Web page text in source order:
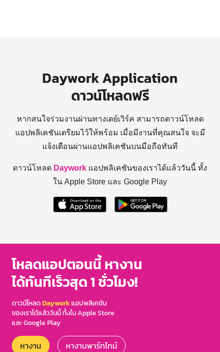
Daywork Application
ดาวน์โหลดฟรี
หากสนใจร่วมงานผ่านทางเดย์เวิร์ค สามารถดาวน์โหลด
แอปพลิเคชันเตรียมไว้ให้พร้อม เมื่อมีงานที่คุณสนใจ จะมี
แจ้งเตือนผ่านแอปพลิเคชันบนมือถือทันที
ดาวน์โหลด Daywork แอปพลิเคชันของเราได้แล้ววันนี้ ทั้ง
ใน Apple Store และ Google Play
โหลดแอปตอนนี้ หางาน
ได้ทันทีเร็วสุด 1 ชั่วโมง!
ดาวน์โหลดDayworkแอปพลิเคชัน
ของเราได้แล้ววันนี้ ทั้งใน Apple Store
และ Google Play
หางาน หางานพาร์ทไทม์